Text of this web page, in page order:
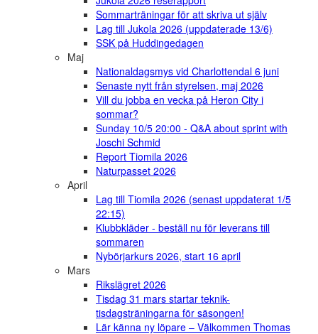
Sommarträningar för att skriva ut själv
Lag till Jukola 2026 (uppdaterade 13/6)
SSK på Huddingedagen
Maj
Nationaldagsmys vid Charlottendal 6 juni
Senaste nytt från styrelsen, maj 2026
Vill du jobba en vecka på Heron City i
sommar?
Sunday 10/5 20:00 - Q&A about sprint with
Joschi Schmid
Report Tiomila 2026
Naturpasset 2026
April
Lag till Tiomila 2026 (senast uppdaterat 1/5
22:15)
Klubbkläder - beställ nu för leverans till
sommaren
Nybörjarkurs 2026, start 16 april
Mars
Rikslägret 2026
Tisdag 31 mars startar teknik-
tisdagsträningarna för säsongen!
Lär känna ny löpare – Välkommen Thomas